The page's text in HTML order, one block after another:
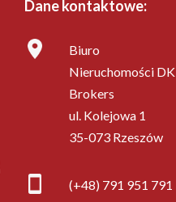
Dane kontaktowe:
Biuro
Nieruchomości DK
Brokers
ul. Kolejowa 1
35-073 Rzeszów
(+48) 791 951 791